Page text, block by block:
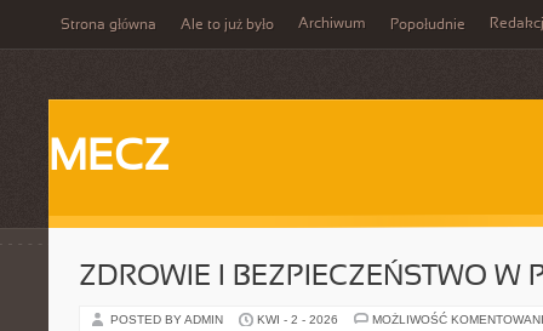
Strona główna Ale to już było Archiwum Popołudnie
MECZ
ZDROWIE I BEZPIECZEŃSTWO W
POSTED BY ADMIN KWI - 2 - 2026 MOŻLIWOŚĆ